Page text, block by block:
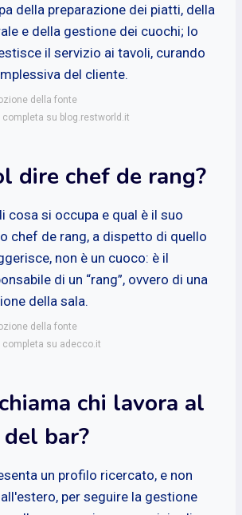
della preparazione dei piatti, della
e della gestione dei cuochi; lo
il servizio ai tavoli, curando
del cliente.
della fonte
su blog.restworld.it
dire chef de rang?
cosa si occupa e qual è il suo
chef de rang, a dispetto di quello
non è un cuoco: è il
di un “rang”, ovvero di una
della sala.
della fonte
su adecco.it
chi lavora al
bar?
un profilo ricercato, e non
per seguire la gestione